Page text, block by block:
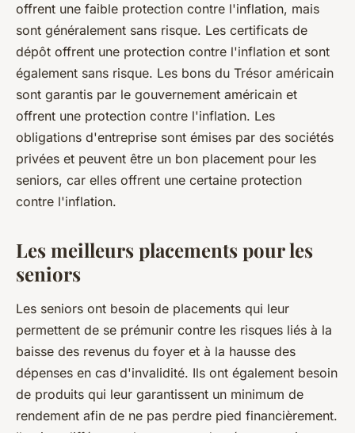
offrent une faible protection contre l'inflation, mais
sont généralement sans risque. Les certificats de
dépôt offrent une protection contre l'inflation et sont
également sans risque. Les bons du Trésor américain
sont garantis par le gouvernement américain et
offrent une protection contre l'inflation. Les
obligations d'entreprise sont émises par des sociétés
privées et peuvent être un bon placement pour les
seniors, car elles offrent une certaine protection
contre l'inflation.
Les meilleurs placements pour les
seniors
Les seniors ont besoin de placements qui leur
permettent de se prémunir contre les risques liés à la
baisse des revenus du foyer et à la hausse des
dépenses en cas d'invalidité. Ils ont également besoin
de produits qui leur garantissent un minimum de
rendement afin de ne pas perdre pied financièrement.